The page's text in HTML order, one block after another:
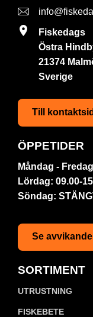
Fiskedags
Östra
21374
Sverige
Till
ÖPPETIDER
Måndag -
Lördag: 09.00-
Söndag:
Se
SORTIMENT
UTRUSTNING
FISKEBETE